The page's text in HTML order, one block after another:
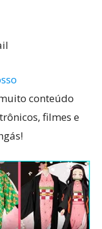
conteúdo
filmes e